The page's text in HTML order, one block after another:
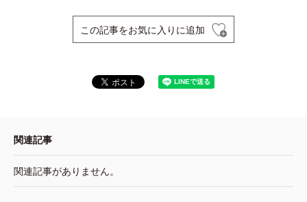
この記事をお気に入りに追加
関連記事
関連記事がありません。